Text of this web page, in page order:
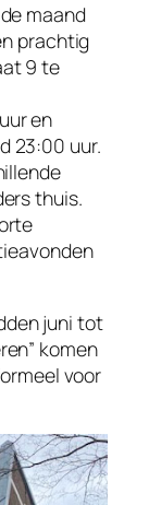
maand
prachtig
9 te
en
23:00 uur.
thuis.
juni tot
komen
voor